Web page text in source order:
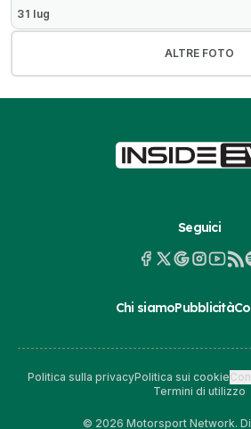
31 lug
ALTRE FOTO
Seguici
Chi siamoPubblicità
Politica sulla privacyPolitica sui cookie
Termini di utilizzo
© 2026 Motorsport Network.